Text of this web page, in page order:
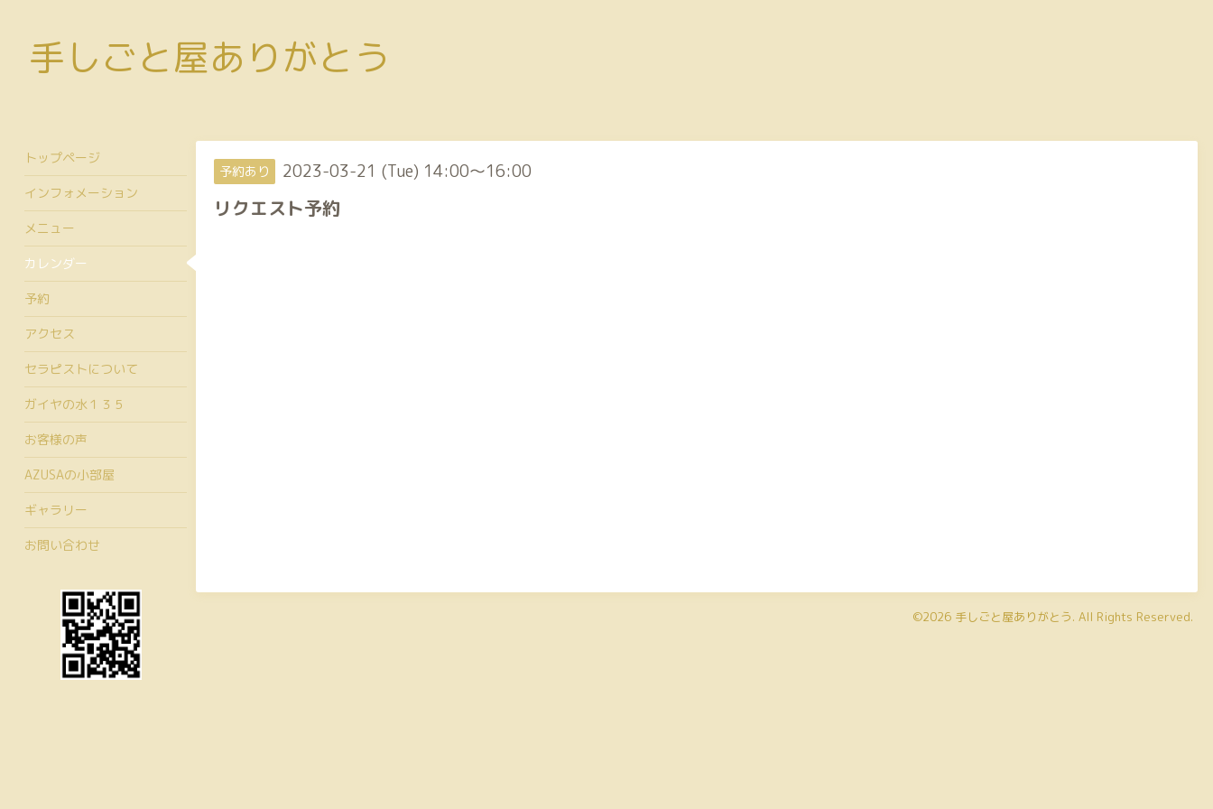
手しごと屋ありがとう
予約あり 2023-03-21 (Tue) 14:00～16:00
リクエスト予約
©2026 手しごと屋ありがとう. All Rights Reserved.
トップページ
インフォメーション
メニュー
カレンダー
予約
アクセス
セラピストについて
ガイヤの水１３５
お客様の声
AZUSAの小部屋
ギャラリー
お問い合わせ